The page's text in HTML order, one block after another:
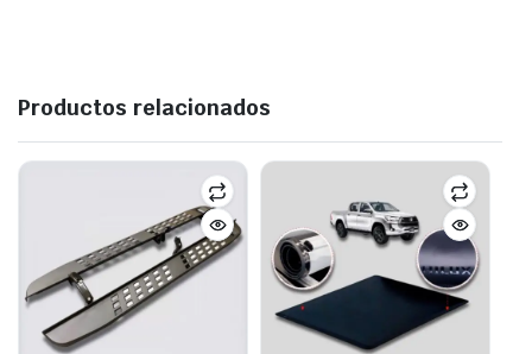
Productos relacionados